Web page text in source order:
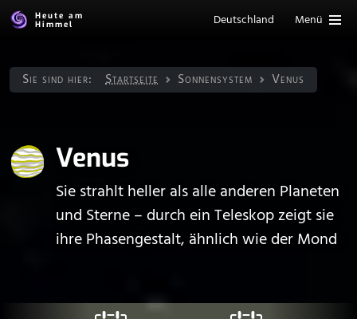
Heute am
Himmel
Deutschland Menü
Sie sind hier: Startseite Sonnen­system Venus
Venus
Sie strahlt heller als alle anderen Planeten
und Sterne – durch ein Teleskop zeigt sie
ihre Phasengestalt, ähnlich wie der Mond